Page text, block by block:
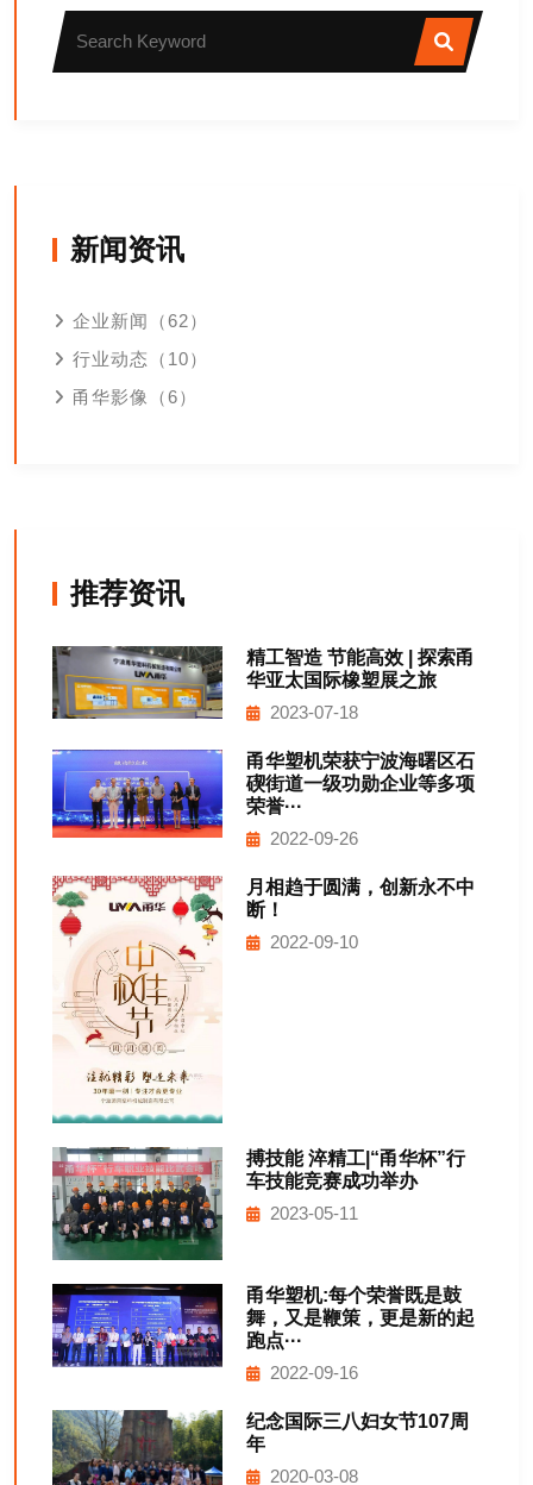
新闻资讯
企业新闻（62）
行业动态（10）
甬华影像（6）
推荐资讯
精工智造 节能高效 | 探索甬
华亚太国际橡塑展之旅
2023-07-18
甬华塑机荣获宁波海曙区石
碶街道一级功勋企业等多项
荣誉···
2022-09-26
月相趋于圆满，创新永不中
断！
2022-09-10
搏技能 淬精工|“甬华杯”行
车技能竞赛成功举办
2023-05-11
甬华塑机:每个荣誉既是鼓
舞，又是鞭策，更是新的起
跑点···
2022-09-16
纪念国际三八妇女节107周
年
2020-03-08